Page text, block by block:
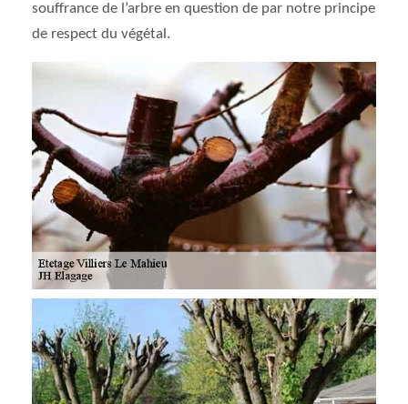
souffrance de l’arbre en question de par notre principe
de respect du végétal.